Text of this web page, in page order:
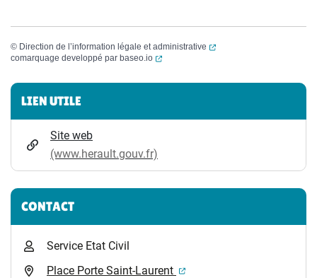
© Direction de l’information légale et administrative
(ouverture dans un
comarquage developpé par baseo.io (ouverture dans un nouvel onglet)
Informations complémentaires
LIEN UTILE
Site web
(www.herault.gouv.fr)
CONTACT
Service Etat Civil
Place Porte Saint-Laurent
(ouverture dans un